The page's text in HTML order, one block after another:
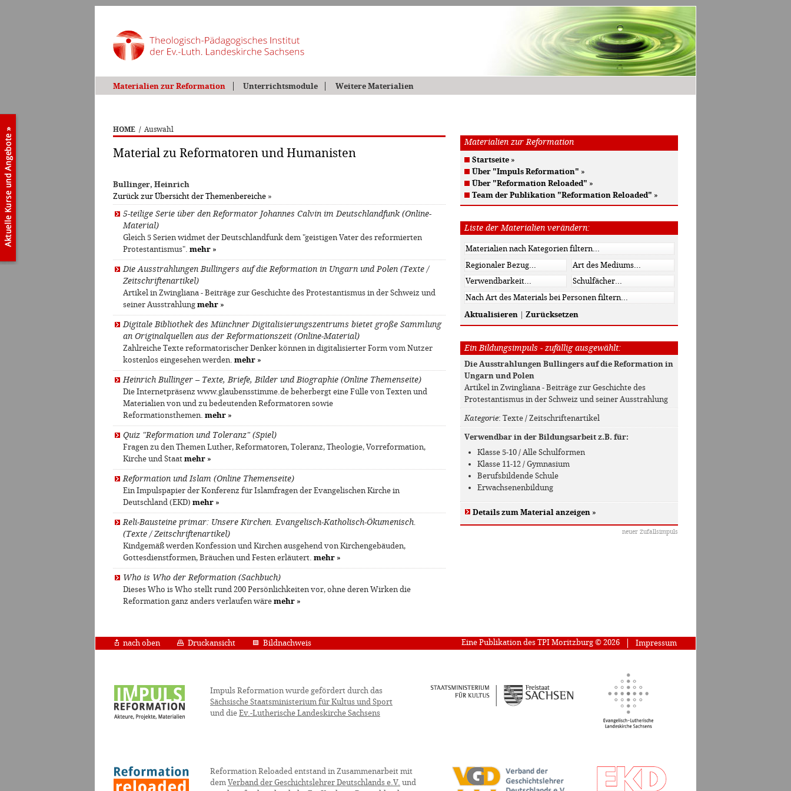
Materialien zur Reformation Unterrichtsmodule Weitere Materialien
HOME / Auswahl
Material zu Reformatoren und Humanisten
Bullinger, Heinrich
Zurück zur Übersicht der Themenbereiche »
5-teilige Serie über den Reformator Johannes Calvin im Deutschlandfunk (Online-
Material)
Gleich 5 Serien widmet der Deutschlandfunk dem "geistigen Vater des reformierten
Protestantismus". mehr »
Die Ausstrahlungen Bullingers auf die Reformation in Ungarn und Polen (Texte /
Zeitschriftenartikel)
Artikel in Zwingliana - Beiträge zur Geschichte des Protestantismus in der Schweiz und
seiner Ausstrahlung mehr »
Digitale Bibliothek des Münchner Digitalisierungszentrums bietet große Sammlung
an Originalquellen aus der Reformationszeit (Online-Material)
Zahlreiche Texte reformatorischer Denker können in digitalisierter Form vom Nutzer
kostenlos eingesehen werden. mehr »
Heinrich Bullinger – Texte, Briefe, Bilder und Biographie (Online Themenseite)
Die Internetpräsenz www.glaubensstimme.de beherbergt eine Fülle von Texten und
Materialien von und zu bedeutenden Reformatoren sowie
Reformationsthemen. mehr »
Quiz "Reformation und Toleranz" (Spiel)
Fragen zu den Themen Luther, Reformatoren, Toleranz, Theologie, Vorreformation,
Kirche und Staat mehr »
Reformation und Islam (Online Themenseite)
Ein Impulspapier der Konferenz für Islamfragen der Evangelischen Kirche in
Deutschland (EKD) mehr »
Reli-Bausteine primar: Unsere Kirchen. Evangelisch-Katholisch-Ökumenisch.
(Texte / Zeitschriftenartikel)
Kindgemäß werden Konfession und Kirchen ausgehend von Kirchengebäuden,
Gottesdienstformen, Bräuchen und Festen erläutert. mehr »
Who is Who der Reformation (Sachbuch)
Dieses Who is Who stellt rund 200 Persönlichkeiten vor, ohne deren Wirken die
Reformation ganz anders verlaufen wäre mehr »
Materialien zur Reformation
Startseite »
Über "Impuls Reformation" »
Über "Reformation Reloaded" »
Team der Publikation "Reformation Reloaded" »
Liste der Materialien verändern:
Aktualisieren| Zurücksetzen
Ein Bildungsimpuls - zufällig ausgewählt:
Die Ausstrahlungen Bullingers auf die Reformation in
Ungarn und Polen
Artikel in Zwingliana - Beiträge zur Geschichte des
Protestantismus in der Schweiz und seiner Ausstrahlung
Kategorie: Texte / Zeitschriftenartikel
Verwendbar in der Bildungsarbeit z.B. für:
Klasse 5-10 / Alle Schulformen
Klasse 11-12 / Gymnasium
Berufsbildende Schule
Erwachsenenbildung
Details zum Material anzeigen »
neuer Zufallsimpuls
Impressum
Eine Publikation des TPI Moritzburg © 2026
nach oben Druckansicht Bildnachweis
Impuls Reformation wurde gefördert durch das
Sächsische Staatsministerium für Kultus und Sport
und die Ev.-Lutherische Landeskirche Sachsens
Reformation Reloaded entstand in Zusammenarbeit mit
dem Verband der Geschichtslehrer Deutschlands e.V. und